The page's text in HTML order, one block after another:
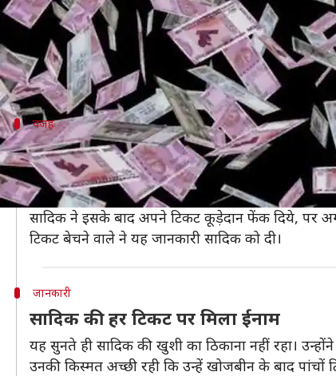
कहते हैं किस्मत कब बदल जाए कुछ नहीं कहा जा
आए दिन कई ऐसे मामले देखने या सुनने को मिलते हैं,
हाल ही में ऐसा ही वाकया एक शख्स के साथ हुआ है।
वजह
शख्स ने क्यों फेंके थे लॉटरी के टिकट?
मामला कोलकाता के दमदम इलाके का है, जहां सब्जी
मगर, 2 जनवरी को लॉटरी के इनामों का ऐलान हुआ तो
सादिक ने इसके बाद अपने टिकट कूड़ेदान फेंक दिये, पर
टिकट बेचने वाले ने यह जानकारी सादिक को दी।
जानकारी
सादिक की हर टिकट पर मिला ईनाम
यह सुनते ही सादिक की खुशी का ठिकाना नहीं रहा।
उनकी किस्मत अच्छी रही कि उन्हें खोजबीन के बाद पांचों